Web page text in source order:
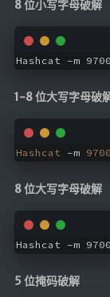
8 位小写字母破解
Hashcat -m
1-8 位大写字母破
Hashcat -m 9700
8 位大写字母破解
Hashcat -m
5 位掩码破解